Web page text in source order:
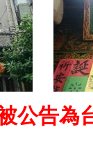
公告為